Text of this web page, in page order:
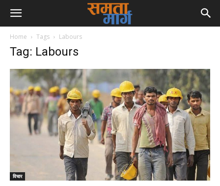
Home Tags Labours
Tag: Labours
विचार